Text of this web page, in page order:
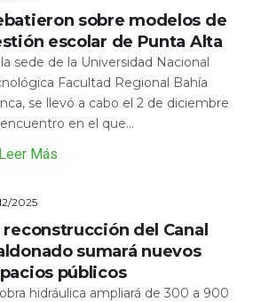
sobre modelos de
escolar de Punta Alta
sede de la Universidad Nacional
Facultad Regional Bahía
se llevó a cabo el 2 de diciembre
en el que...
Leer Más
2025
reconstrucción del Canal
sumará nuevos
públicos
hidráulica ampliará de 300 a 900